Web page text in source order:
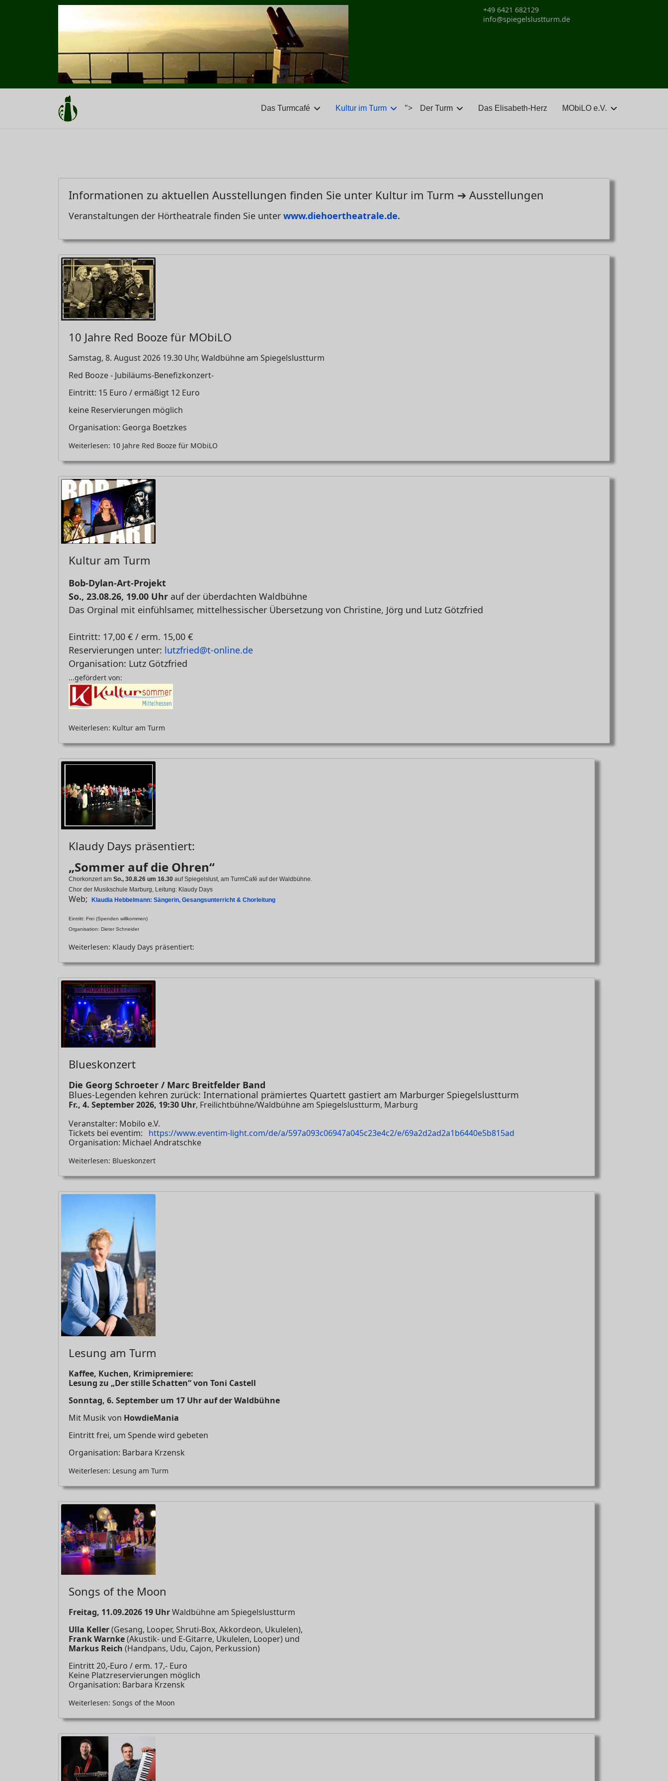
+49 6421 682129
info@spiegelslustturm.de
Das Turmcafé Kultur im Turm "> Der Turm Das Elisabeth-Herz MObiLO e.V.
Informationen zu aktuellen Ausstellungen finden Sie unter Kultur im Turm ➔ Ausstellungen
Veranstaltungen der Hörtheatrale finden Sie unter www.diehoertheatrale.de.
10 Jahre Red Booze für MObiLO
Samstag, 8. August 2026 19.30 Uhr, Waldbühne am Spiegelslustturm
Red Booze - Jubiläums-Benefizkonzert-
Eintritt: 15 Euro / ermäßigt 12 Euro
keine Reservierungen möglich
Organisation: Georga Boetzkes
Weiterlesen: 10 Jahre Red Booze für MObiLO
Kultur am Turm
Bob-Dylan-Art-Projekt
So., 23.08.26, 19.00 Uhr auf der überdachten Waldbühne
Das Orginal mit einfühlsamer, mittelhessischer Übersetzung von Christine, Jörg und Lutz Götzfried
Eintritt: 17,00 € / erm. 15,00 €
Reservierungen unter: lutzfried@t-online.de
Organisation: Lutz Götzfried
...gefördert von:
Weiterlesen: Kultur am Turm
Klaudy Days präsentiert:
„Sommer auf die Ohren“
Chorkonzert am So., 30.8.26 um 16.30 auf Spiegelslust, am TurmCafé auf der Waldbühne.
Chor der Musikschule Marburg, Leitung: Klaudy Days
Web; Klaudia Hebbelmann: Sängerin, Gesangsunterricht & Chorleitung
Eintritt: Frei (Spenden willkommen)
Organisation: Dieter Schneider
Weiterlesen: Klaudy Days präsentiert:
Blueskonzert
Die Georg Schroeter / Marc Breitfelder Band
Blues-Legenden kehren zurück: International prämiertes Quartett gastiert am Marburger Spiegelslustturm
Fr., 4. September 2026, 19:30 Uhr, Freilichtbühne/Waldbühne am Spiegelslustturm, Marburg
Veranstalter: Mobilo e.V.
Tickets bei eventim: https://www.eventim-light.com/de/a/597a093c06947a045c23e4c2/e/69a2d2ad2a1b6440e5b815ad
Organisation: Michael Andratschke
Weiterlesen: Blueskonzert
Lesung am Turm
Kaffee, Kuchen, Krimipremiere:
Lesung zu „Der stille Schatten“ von Toni Castell
Sonntag, 6. September um 17 Uhr auf der Waldbühne
Mit Musik von HowdieMania
Eintritt frei, um Spende wird gebeten
Organisation: Barbara Krzensk
Weiterlesen: Lesung am Turm
Songs of the Moon
Freitag, 11.09.2026 19 UhrWaldbühne am Spiegelslustturm
Ulla Keller(Gesang, Looper, Shruti-Box, Akkordeon, Ukulelen),
Frank Warnke(Akustik- und E-Gitarre, Ukulelen, Looper) und
Markus Reich (Handpans, Udu, Cajon, Perkussion)
Eintritt 20,-Euro / erm. 17,- Euro
Keine Platzreservierungen möglich
Organisation: Barbara Krzensk
Weiterlesen: Songs of the Moon